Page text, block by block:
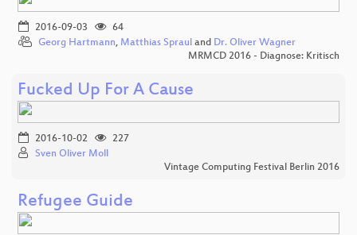
2016-09-03
64
Georg Hartmann, Matthias Spraul and Dr. Oliver Wagner
MRMCD 2016 - Diagnose: Kritisch
Fucked Up For A Cause
2016-10-02
227
Sven Oliver Moll
Vintage Computing Festival Berlin 2016
Refugee Guide